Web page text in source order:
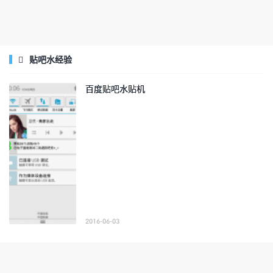
 贴吧水经验
百度贴吧水贴机
2016-06-03